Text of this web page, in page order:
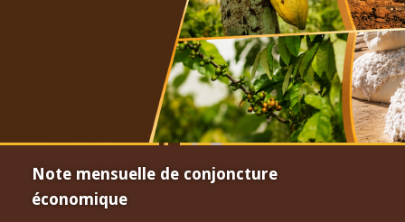
Note mensuelle de conjoncture
économique